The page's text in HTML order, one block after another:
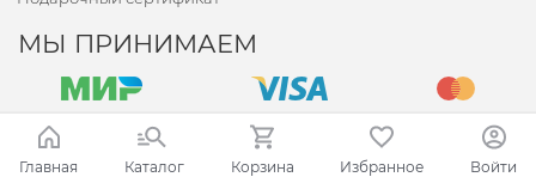
МЫ ПРИНИМАЕМ
Главная Каталог Корзина Избранное Войти